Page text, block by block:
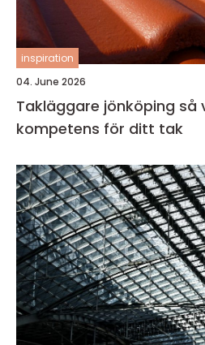
inspiration
04. June 2026
Takläggare jönköping så väljer du rätt
kompetens för ditt tak